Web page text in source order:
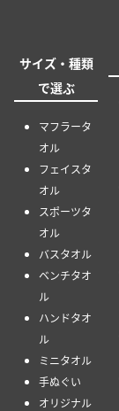
サイズ・種類
で選ぶ
マフラータ
オル
フェイスタ
オル
スポーツタ
オル
バスタオル
ベンチタオ
ル
ハンドタオ
ル
ミニタオル
手ぬぐい
オリジナル